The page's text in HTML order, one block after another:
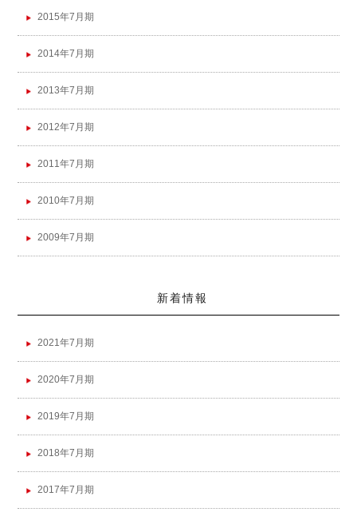
2015年7月期
2014年7月期
2013年7月期
2012年7月期
2011年7月期
2010年7月期
2009年7月期
新着情報
2021年7月期
2020年7月期
2019年7月期
2018年7月期
2017年7月期